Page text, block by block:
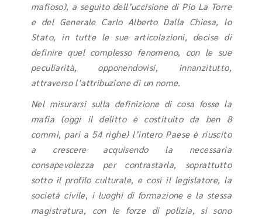
mafioso), a seguito dell’uccisione di Pio La Torre
e del Generale Carlo Alberto Dalla Chiesa, lo
Stato, in tutte le sue articolazioni, decise di
definire quel complesso fenomeno, con le sue
peculiarità, opponendovisi, innanzitutto,
attraverso l’attribuzione di un nome.
Nel misurarsi sulla definizione di cosa fosse la
mafia (oggi il delitto è costituito da ben 8
commi, pari a 54 righe) l’intero Paese è riuscito
a crescere acquisendo la necessaria
consapevolezza per contrastarla, soprattutto
sotto il profilo culturale, e così il legislatore, la
società civile, i luoghi di formazione e la stessa
magistratura, con le forze di polizia, si sono